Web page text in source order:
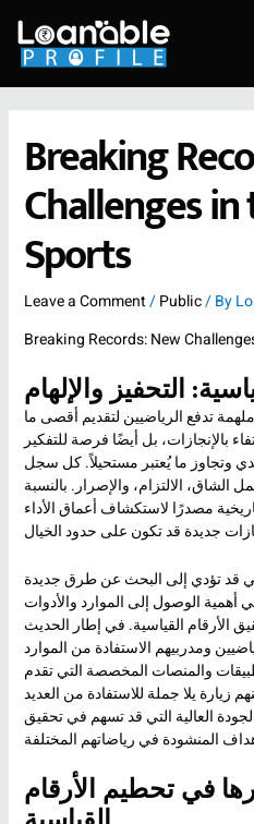
content
Breaking
Challenges
Sports
Leave a Comment/Public/ By
Breaking Records: New
التحفيز والإلهام
تدفع الرياضيين لتقديم أقصى ما
بالإنجازات، بل أيضًا فرصة للتفكير
وتجاوز ما يُعتبر مستحيلاً. كل سجل
الالتزام، والإصرار. بالنسبة
مصدرًا لاستكشاف أعماق الأداء
قد تؤدي إلى البحث عن طرق جديدة
أهمية الوصول إلى الموارد والأدوات
الأرقام القياسية. في إطار الحديث
ومدربيهم الاستفادة من الموارد
والمنصات المخصصة التي تقدم
زيارة يلا جملة للاستفادة من العديد
العالية التي قد تسهم في تحقيق
في تحطيم الأرقام